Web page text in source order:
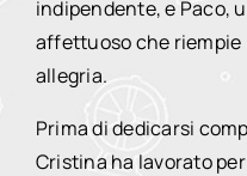
indipendente, e Paco,
affettuoso che riempie
allegria.
Prima di dedicarsi
Cristina ha lavorato